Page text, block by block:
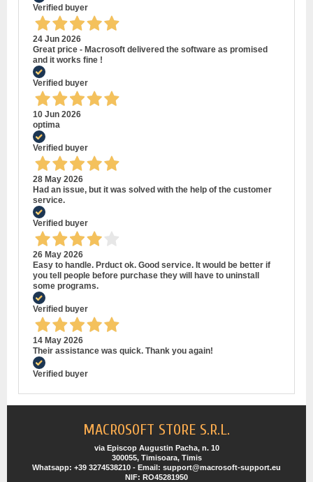
Verified buyer
24 Jun 2026
Great price - Macrosoft delivered the software as promised
and it works fine !
Verified buyer
10 Jun 2026
optima
Verified buyer
28 May 2026
Had an issue, but it was solved with the help of the customer
service.
Verified buyer
26 May 2026
Easy to handle. Prduct ok. Good service. It would be better if
you tell people before purchase they will have to uninstall
some programs.
Verified buyer
14 May 2026
Their assistance was quick. Thank you again!
Verified buyer
MACROSOFT STORE S.R.L.
via Episcop Augustin Pacha, n. 10
300055, Timisoara, Timis
Whatsapp: +39 3274538210 - Email: support@macrosoft-support.eu
NIF: RO45281950